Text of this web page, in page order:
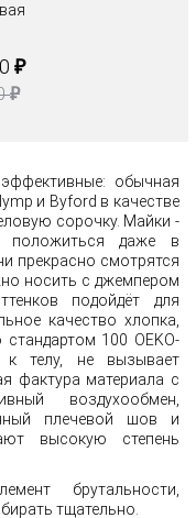
₽
₽
обычная
и Byford в качестве
сорочку. Майки -
даже в
прекрасно смотрятся
носить с джемпером
подойдёт для
качество хлопка,
100 OEKO-
к телу, не вызывает
фактура материала с
воздухообмен,
плечевой шов и
высокую степень
брутальности,
тщательно.